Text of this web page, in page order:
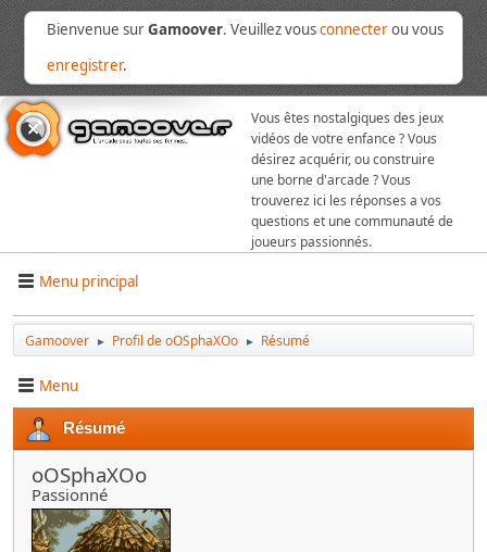
Bienvenue surGamoover. Veuillez vousconnecterou vous
enregistrer.
Vous êtes nostalgiques des jeux
vidéos de votre enfance ? Vous
désirez acquérir, ou construire
une borne d'arcade ? Vous
trouverez ici les réponses a vos
questions et une communauté de
joueurs passionnés.
Menu principal
Gamoover ► Profil de oOSphaXOo ► Résumé
Menu
Résumé
oOSphaXOo
Passionné